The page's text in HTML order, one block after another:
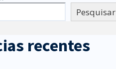
Pesquisar
recentes